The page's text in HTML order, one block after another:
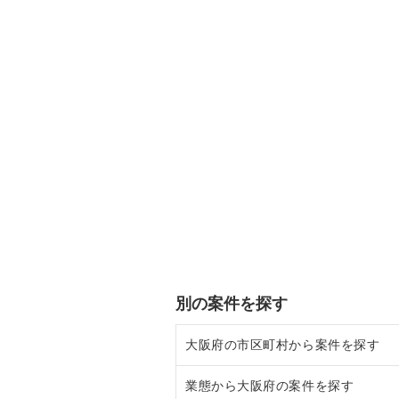
別の案件を探す
大阪府の市区町村から案件を探す
大阪市北区の飲食店の居抜き売却
業態から大阪府の案件を探す